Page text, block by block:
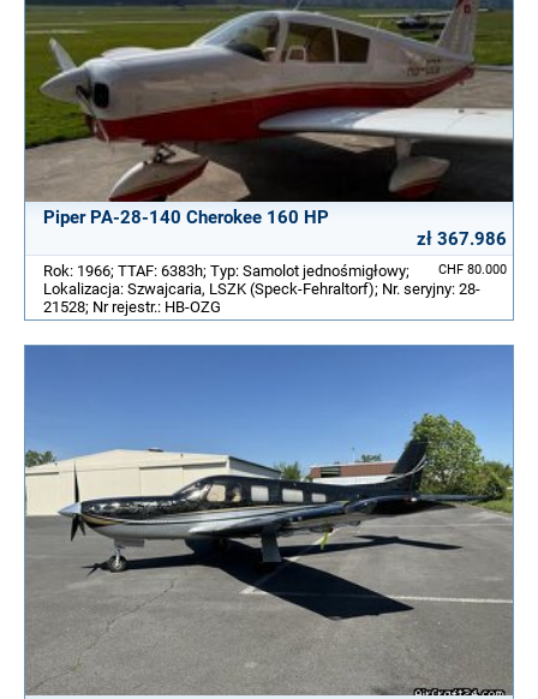
Piper PA-28-140 Cherokee 160 HP
zł 367.986
CHF 80.000
Rok: 1966; TTAF: 6383h; Typ: Samolot jednośmigłowy;
Lokalizacja: Szwajcaria, LSZK (Speck-Fehraltorf); Nr. seryjny: 28-
21528; Nr rejestr.: HB-OZG